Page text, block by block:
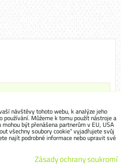
e-mailem
návštěvy tohoto webu, k analýze jeho
používání. Můžeme k tomu použít nástroje a
být přenášena partnerům v EU, USA
všechny soubory cookie“ vyjadřujete svůj
najít podrobné informace nebo upravit své
Zásady ochrany soukromí